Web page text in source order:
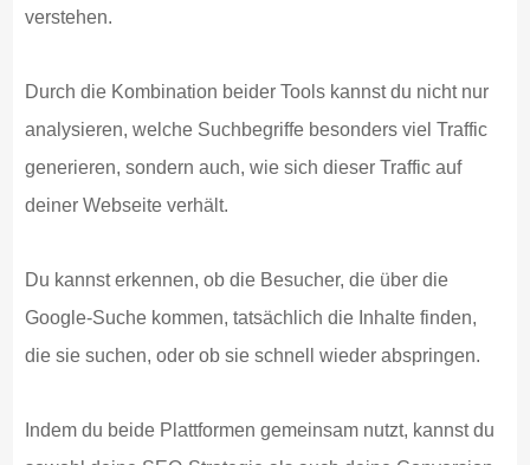
verstehen.
Durch die Kombination beider Tools kannst du nicht nur
analysieren, welche Suchbegriffe besonders viel Traffic
generieren, sondern auch, wie sich dieser Traffic auf
deiner Webseite verhält.
Du kannst erkennen, ob die Besucher, die über die
Google-Suche kommen, tatsächlich die Inhalte finden,
die sie suchen, oder ob sie schnell wieder abspringen.
Indem du beide Plattformen gemeinsam nutzt, kannst du